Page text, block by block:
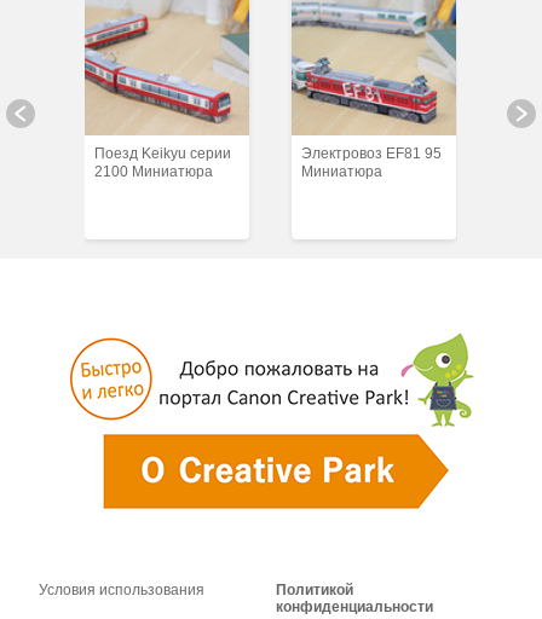
Поезд Keikyu серии
2100 Миниатюра
Электровоз EF81 95
Миниатюра
Условия использования
Политикой
конфиденциальности